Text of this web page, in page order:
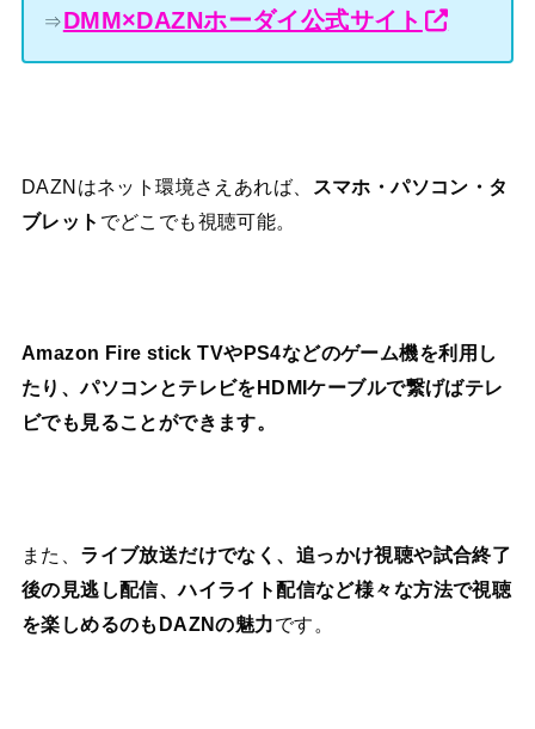
⇒DMM×DAZNホーダイ公式サイト
DAZNはネット環境さえあれば、
スマホ・パソコン・タ
ブレット でどこでも視聴可能。
Amazon Fire stick TVやPS4などのゲーム機を利用し
たり、パソコンとテレビをHDMIケーブルで繋げばテレ
ビでも見ることができます。
また、 ライブ放送だけでなく、追っかけ視聴や試合終了
後の見逃し配信、ハイライト配信など様々な方法で視聴
を楽しめるのもDAZNの魅力です。